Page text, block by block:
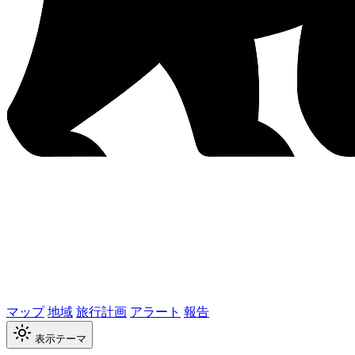
マップ地域旅行計画 アラート 報告
表示テーマ